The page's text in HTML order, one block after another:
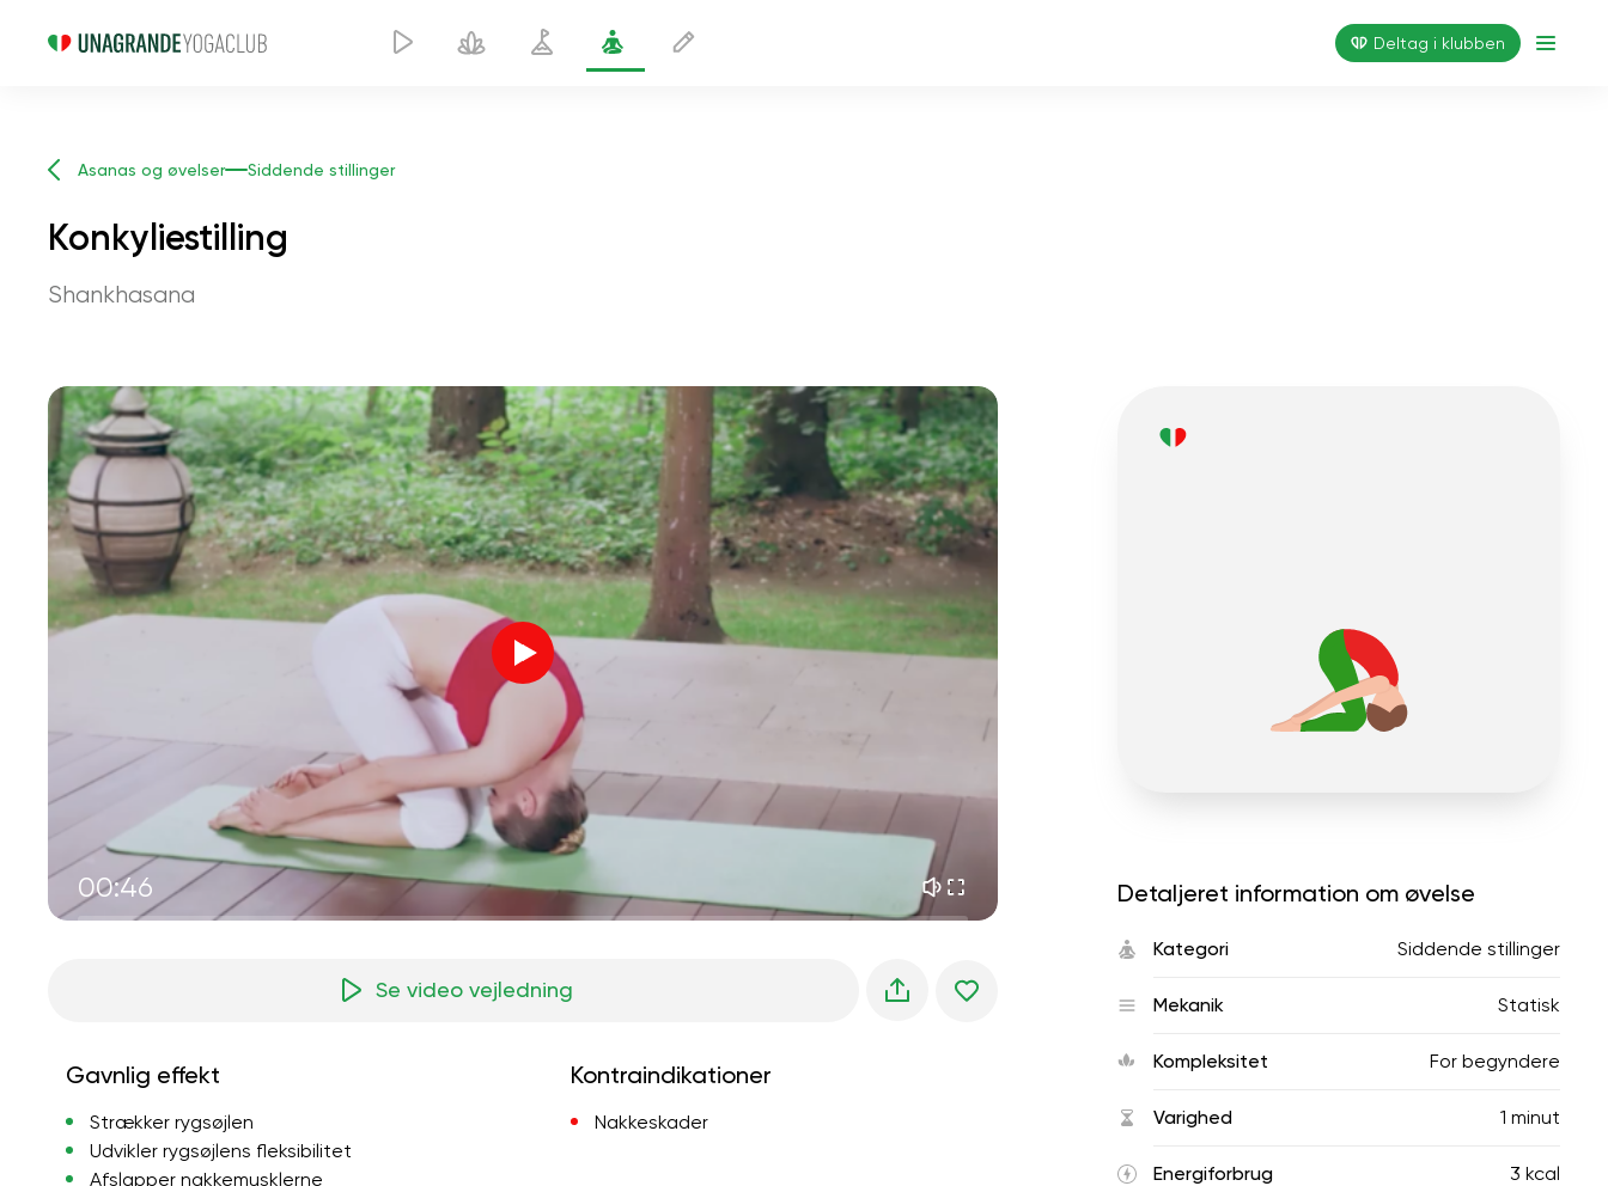
Deltag i klubben
Asanas og øvelser Siddende stillinger
Konkyliestilling
Shankhasana
00:46
sjælens flugt 01:44
indre fred 01:27
morgendrømme
skovens kølighed 05:00
havbrise
vindens stemme
02:00
Se video vejledning
Gavnlig effekt
Strækker rygsøjlen
Udvikler rygsøjlens fleksibilitet
Afslapper nakkemusklerne
Kontraindikationer
Nakkeskader
Detaljeret information om øvelse
Kategori Siddende stillinger
Mekanik Statisk
Kompleksitet For begyndere
Varighed 1 minut
Energiforbrug 3 kcal